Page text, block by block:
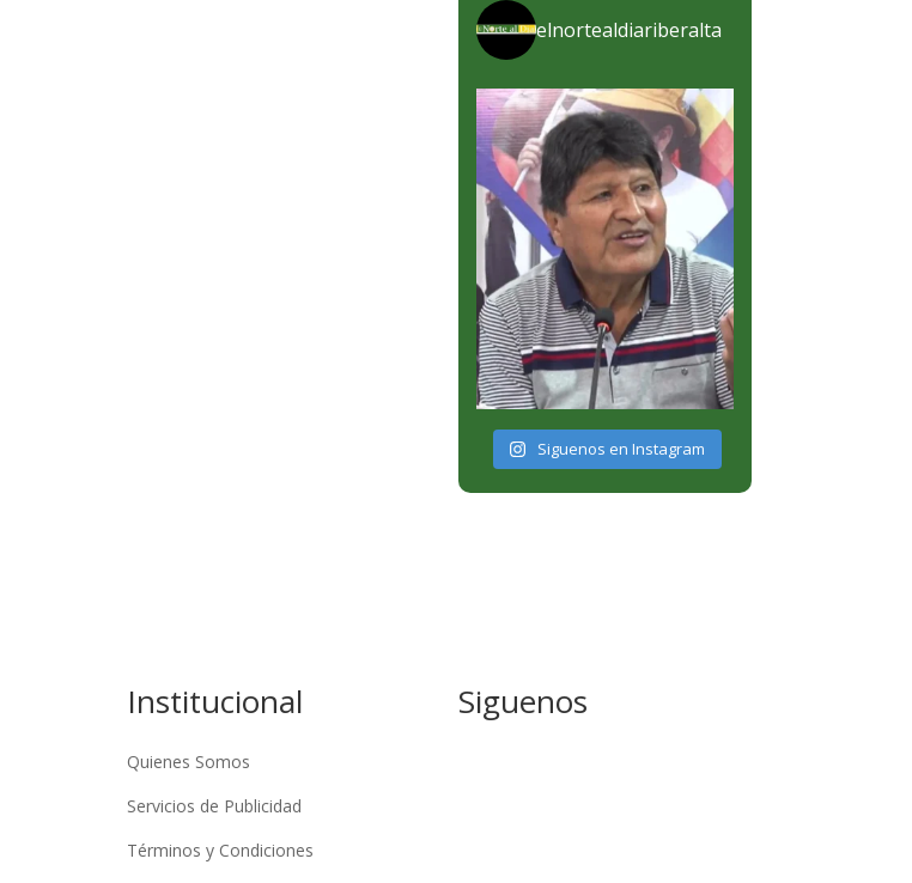
elnortealdiariberalta
Siguenos en Instagram
Institucional
Quienes Somos
Servicios de Publicidad
Términos y Condiciones
Siguenos